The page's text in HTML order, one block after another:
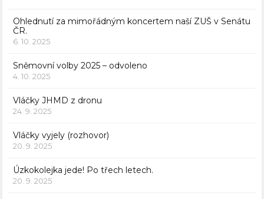
Ohlednutí za mimořádným koncertem naší ZUŠ v Senátu
ČR.
6. 10. 2025
Sněmovní volby 2025 – odvoleno
4. 10. 2025
Vláčky JHMD z dronu
24. 9. 2025
Vláčky vyjely (rozhovor)
20. 9. 2025
Úzkokolejka jede! Po třech letech.
20. 9. 2025